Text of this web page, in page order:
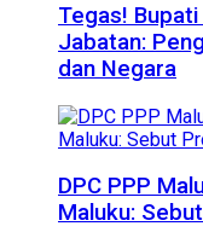
Tegas!
Jabatan:
dan Negara
DPC PPP
Maluku: